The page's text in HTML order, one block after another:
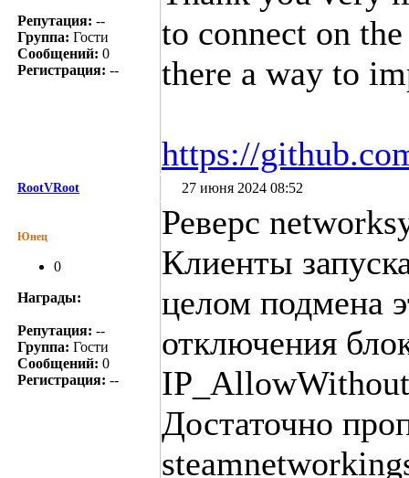
Репутация: --
Группа: Гости
Сообщений: 0
Регистрация: --
to connect on
there a way to
https://
RootVRoot 27 июня 2024 08:52
Юнец
0
Награды:
Репутация: --
Группа: Гости
Сообщений: 0
Регистрация: --
Реверс
Клиенты
целом подмена
отключения
Достаточно